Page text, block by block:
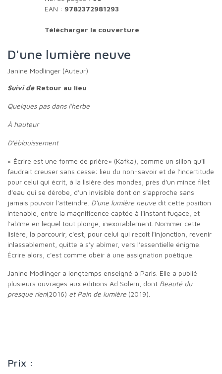
EAN : 9782372981293
Télécharger la couverture
D'une lumière neuve
Janine Modlinger (Auteur)
Suivi de Retour au lieu
Quelques pas dans l'herbe
À hauteur
D'éblouissement
« Écrire est une forme de prière» (Kafka), comme un sillon qu'il
faudrait creuser sans cesse: lieu du non-savoir et de l'incertitude
pour celui qui écrit, à la lisière des mondes, près d'un mince filet
d'eau qui se dérobe, d'un invisible dont on s'approche sans
jamais pouvoir l'atteindre.
D'une lumière neuve dit cette position
intenable, entre la magnificence captée à l'instant fugace, et
l'abîme en lequel tout plonge, inexorablement. Nommer cette
lisière, la parcourir, c'est, pour celui qui reçoit l'injonction, revenir
inlassablement, quitte à s'y abîmer, vers l'essentielle énigme.
Écrire alors, c'est comme obéir à une assignation poétique.
Janine Modlinger a longtemps enseigné à Paris. Elle a publié
plusieurs ouvrages aux éditions Ad Solem, dont Beauté du
presque rien(2016) et Pain de lumière (2019).
Prix :